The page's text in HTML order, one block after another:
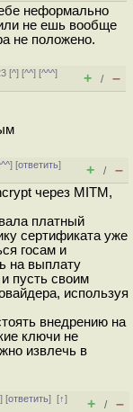
неформально
не ешь вообще
не положено.
[^] [^^] [^^^]
+ / –
] [ответить]
+ / –
через MITM,
платный
сертификата уже
госам и
на выплату
пусть своим
используя
внедрению на
ключи не
извлечь в
] [ответить][↑]
+ / –